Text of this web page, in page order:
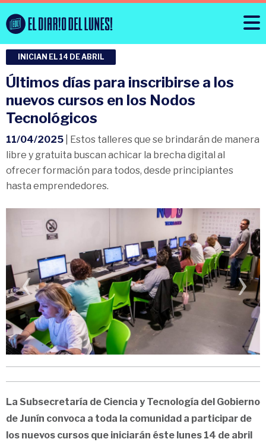
INICIAN EL 14 DE ABRIL
Últimos días para inscribirse a los
nuevos cursos en los Nodos
Tecnológicos
11/04/2025 | Estos talleres que se brindarán de manera
libre y gratuita buscan achicar la brecha digital al
ofrecer formación para todos, desde principiantes
hasta emprendedores.
‹ ›
La Subsecretaría de Ciencia y Tecnología del Gobierno
de Junín convoca a toda la comunidad a participar de
los nuevos cursos que iniciarán éste lunes 14 de abril